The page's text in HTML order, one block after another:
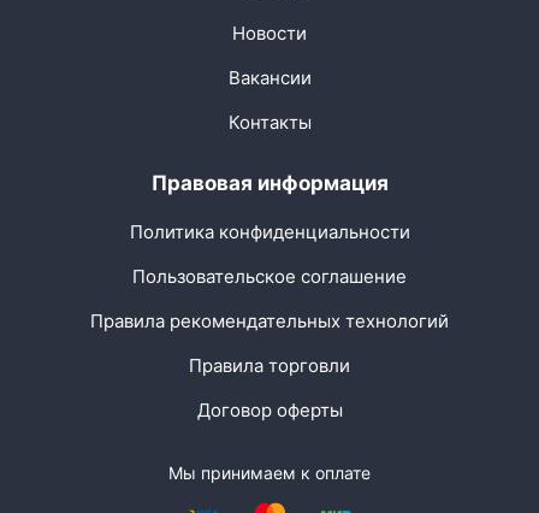
Новости
Вакансии
Контакты
Правовая информация
Политика конфиденциальности
Пользовательское соглашение
Правила рекомендательных технологий
Правила торговли
Договор оферты
Мы принимаем к оплате